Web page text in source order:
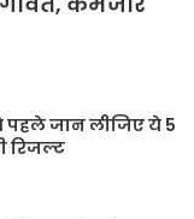
जान लीजिए ये 5
रिजल्ट